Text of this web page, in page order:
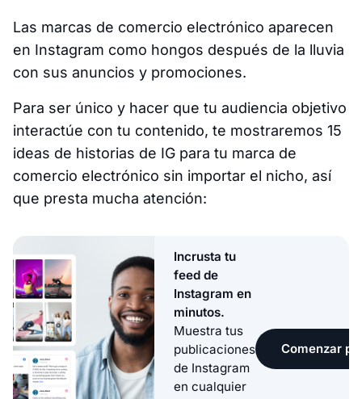
Las marcas de comercio electrónico aparecen
en Instagram como hongos después de la lluvia
con sus anuncios y promociones.
Para ser único y hacer que tu audiencia objetivo
interactúe con tu contenido, te mostraremos 15
ideas de historias de IG para tu marca de
comercio electrónico sin importar el nicho, así
que presta mucha atención:
Incrusta tu
feed de
Instagram en
minutos.
Muestra tus
publicaciones
de Instagram
en cualquier
Comenzar